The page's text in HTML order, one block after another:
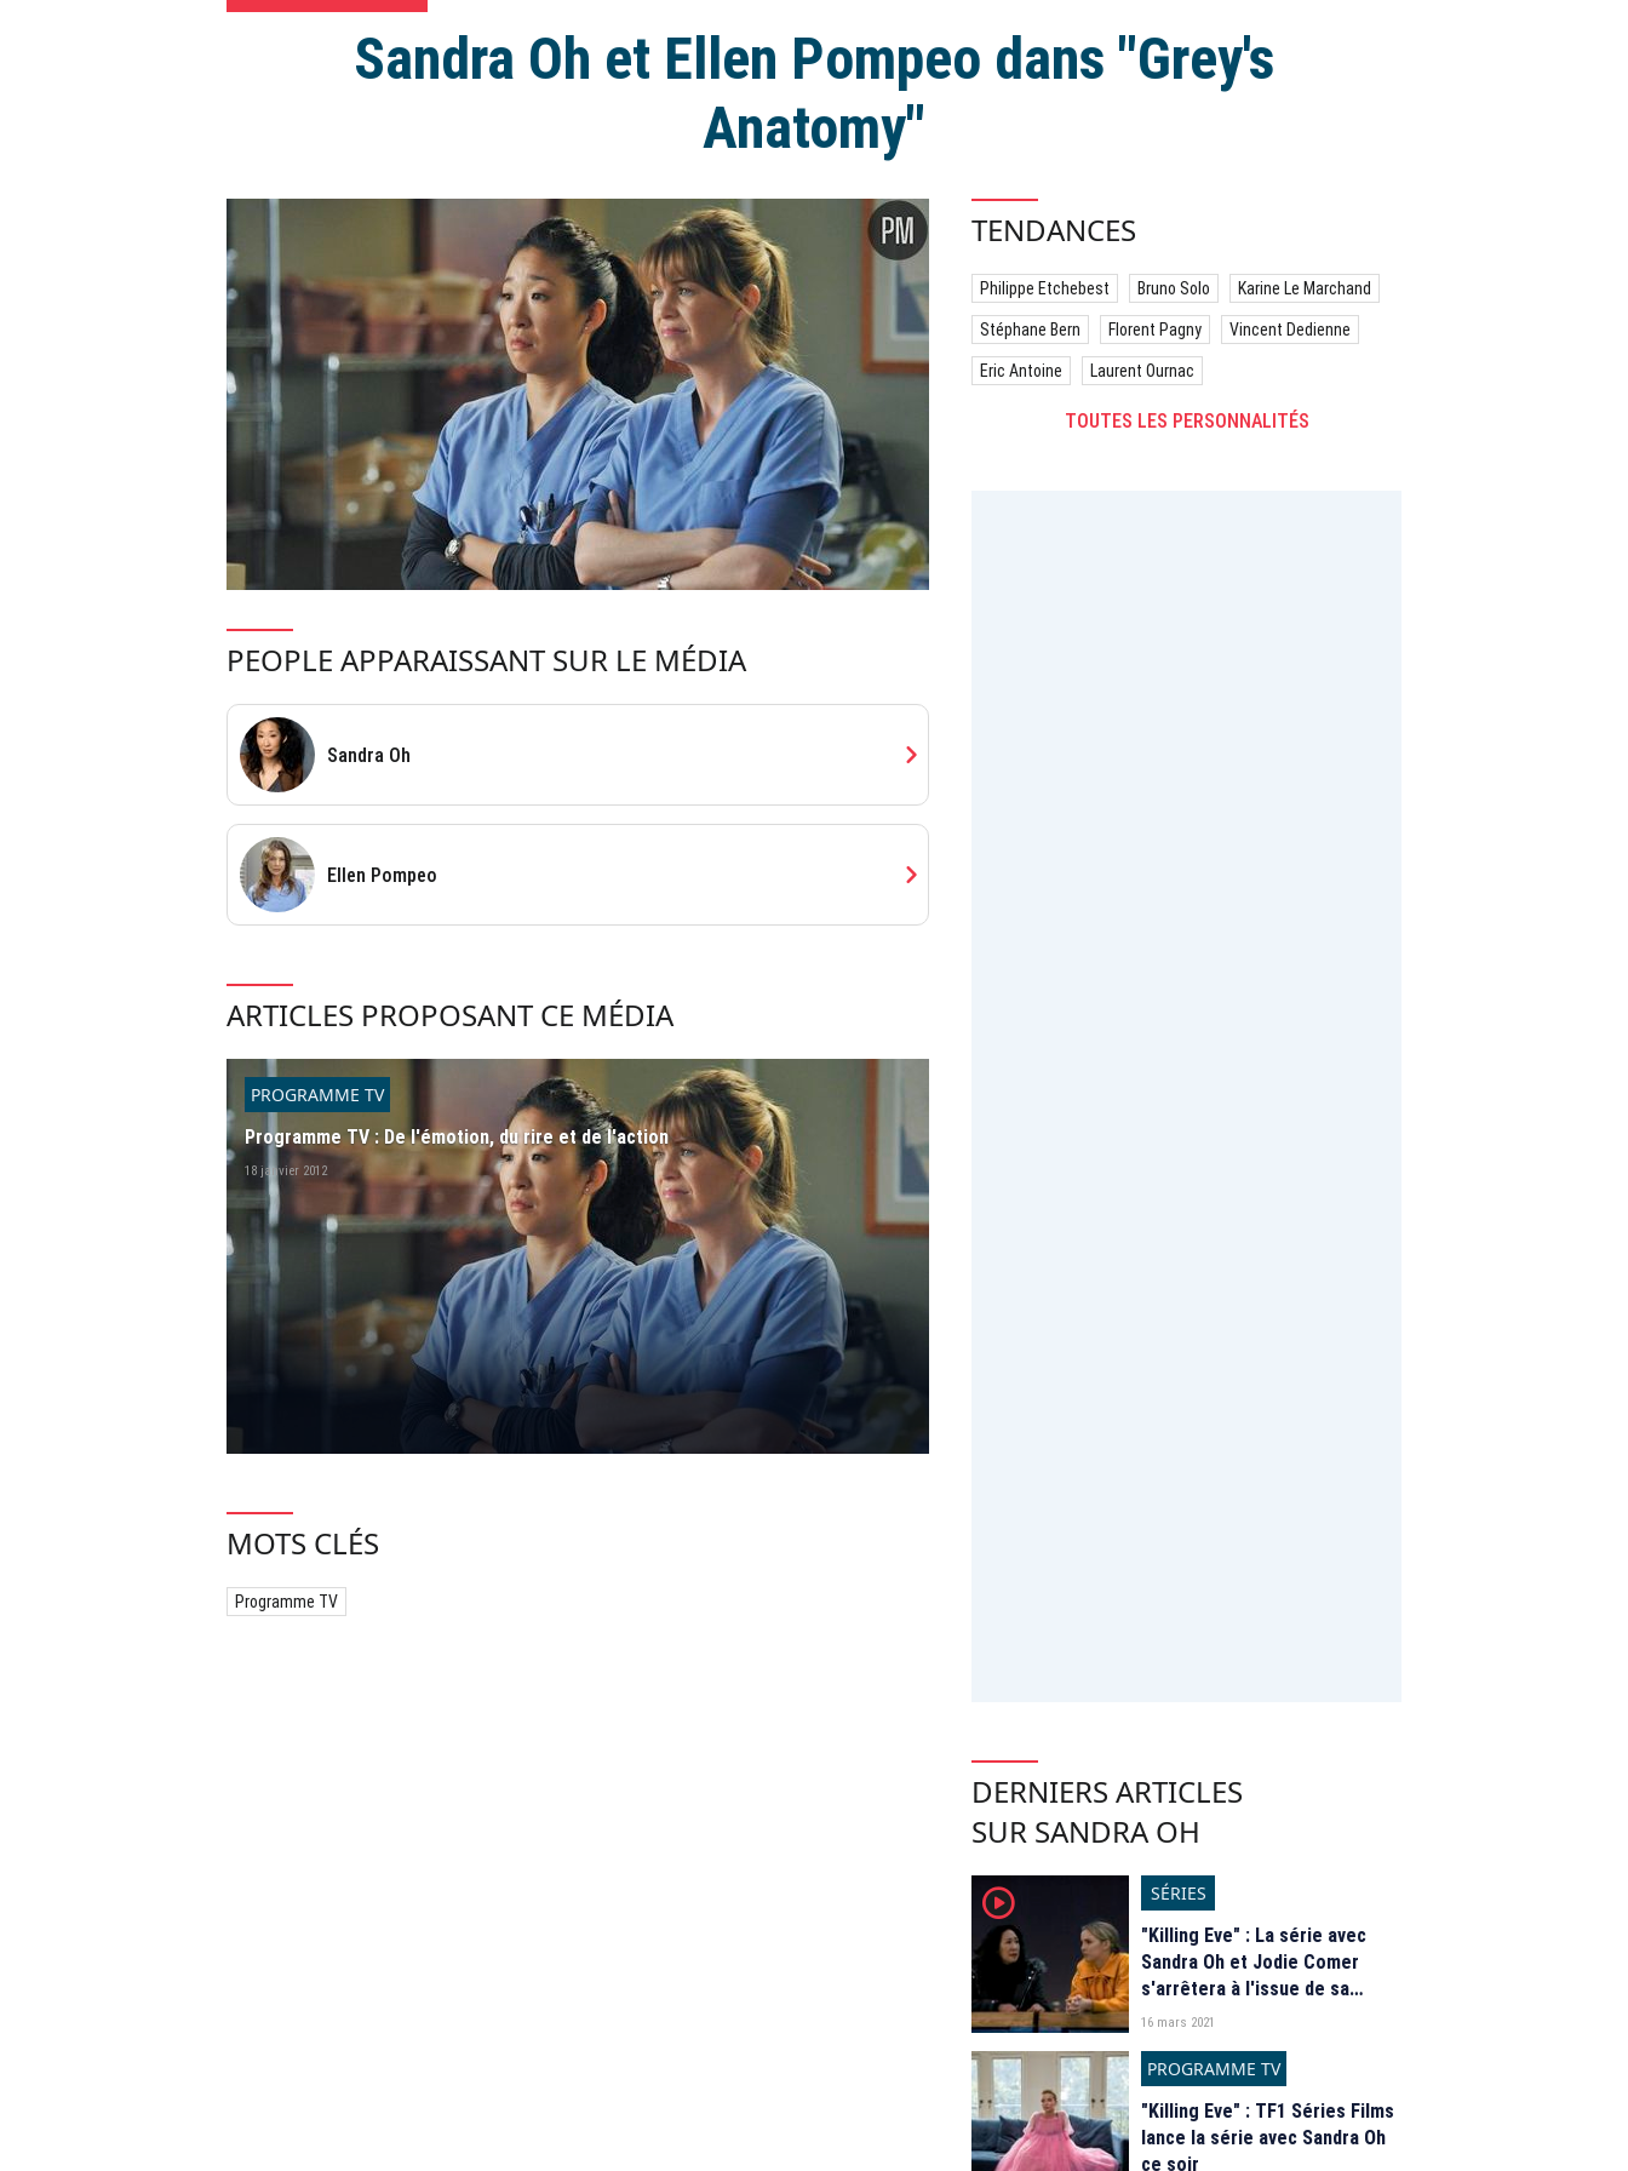
Sandra Oh et Ellen Pompeo dans "Grey's
Anatomy"
PEOPLE APPARAISSANT SUR LE MÉDIA
Sandra Oh chevron_right
Ellen Pompeo chevron_right
ARTICLES PROPOSANT CE MÉDIA
PROGRAMME TV
Programme TV : De l'émotion, du rire et de l'action
18 janvier 2012
MOTS CLÉS
Programme TV
TENDANCES
Philippe Etchebest Bruno Solo Karine Le Marchand
Stéphane Bern Florent Pagny Vincent Dedienne
Eric Antoine Laurent Ournac
TOUTES LES PERSONNALITÉS
DERNIERS ARTICLES
SUR SANDRA OH
player2
SÉRIES
"Killing Eve" : La série avec
Sandra Oh et Jodie Comer
s'arrêtera à l'issue de sa
saison 4
16 mars 2021
PROGRAMME TV
"Killing Eve" : TF1 Séries Films
lance la série avec Sandra Oh
ce soir